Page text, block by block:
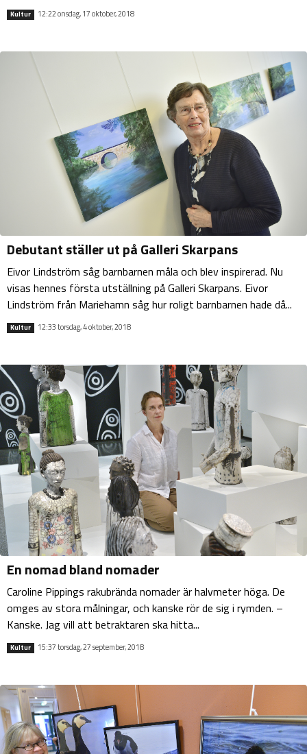
Kultur 12:22 onsdag, 17 oktober, 2018
Debutant ställer ut på Galleri Skarpans
Eivor Lindström såg barnbarnen måla och blev inspirerad. Nu
visas hennes första utställning på Galleri Skarpans. Eivor
Lindström från Mariehamn såg hur roligt barnbarnen hade då...
Kultur 12:33 torsdag, 4 oktober, 2018
En nomad bland nomader
Caroline Pippings rakubrända nomader är halvmeter höga. De
omges av stora målningar, och kanske rör de sig i rymden. –
Kanske. Jag vill att betraktaren ska hitta...
Kultur 15:37 torsdag, 27 september, 2018